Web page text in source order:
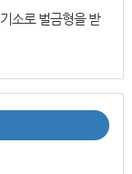
소로 벌금형을 받